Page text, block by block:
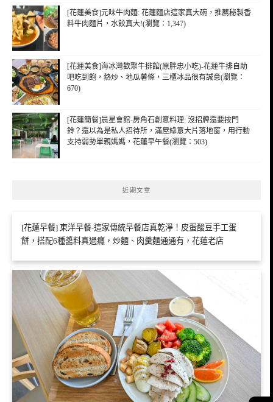
[花蓮美食]元味牛肉麵: 花蓮麵店這家真大碗，推薦秘製香
料牛肉麵片，水餃真大!(瀏覽：1,347)
[花蓮美食]海冰灣歡聚牛排館(原胖忠小吃)-花蓮牛排自助
吧吃到飽，熱炒、地瓜薯條，三櫃冰品很有誠意(瀏覽：
670)
[花蓮簡餐]晨星會館-房角石創意料理: 沒招牌還要按門
鈴？還以為是私人招待所，滿屋綠意大片落地窗，用行動
支持弱勢單親媽媽，花蓮早午餐(瀏覽：503)
近期文章
[花蓮早餐] 東洋早餐-這家傳統早餐店真乾淨！皮蛋酸豆手工蛋
餅，搭配6種醬料真過癮，炒麵、肉羹麵通通有，花蓮老店